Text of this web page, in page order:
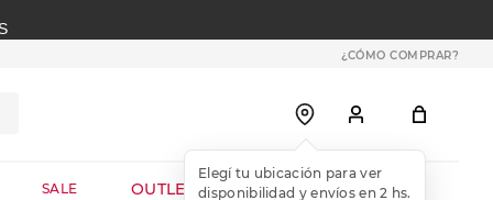
¿CÓMO COMPRAR?
SALE OUTLET WEB